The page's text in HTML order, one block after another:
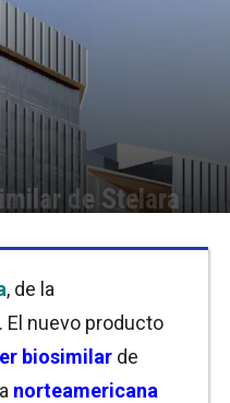
de Stelara
, de la
. El nuevo producto
biosimilar de
norteamericana